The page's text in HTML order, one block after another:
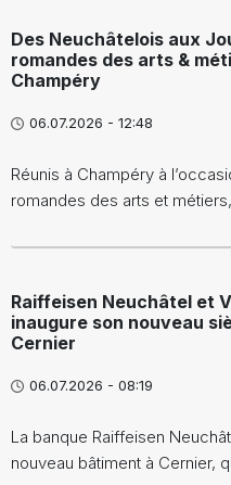
Des Neuchâtelois aux
romandes des arts &
Champéry
06.07.2026 - 12:48
Réunis à Champéry à
romandes des arts et
Raiffeisen Neuchâtel et
inaugure son nouveau
Cernier
06.07.2026 - 08:19
La banque Raiffeisen
nouveau bâtiment à Cernier,